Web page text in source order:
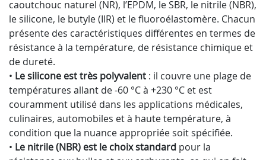
caoutchouc naturel (NR), l’EPDM, le SBR, le nitrile (NBR),
le silicone, le butyle (IIR) et le fluoroélastomère. Chacun
présente des caractéristiques différentes en termes de
résistance à la température, de résistance chimique et
de dureté.
• Le silicone est très polyvalent : il couvre une plage de
températures allant de -60 °C à +230 °C et est
couramment utilisé dans les applications médicales,
culinaires, automobiles et à haute température, à
condition que la nuance appropriée soit spécifiée.
• Le nitrile (NBR) est le choix standard pour la